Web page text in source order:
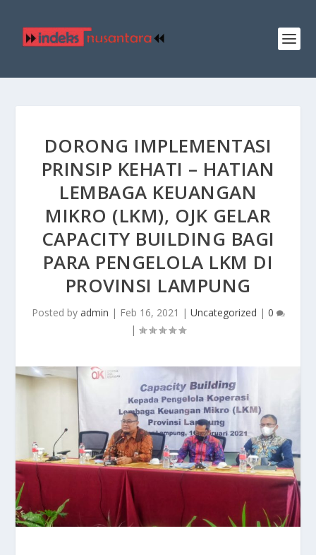
DORONG IMPLEMENTASI
PRINSIP KEHATI – HATIAN
LEMBAGA KEUANGAN
MIKRO (LKM), OJK GELAR
CAPACITY BUILDING BAGI
PARA PENGELOLA LKM DI
PROVINSI LAMPUNG
Posted by admin | Feb 16, 2021 | Uncategorized | 0
|